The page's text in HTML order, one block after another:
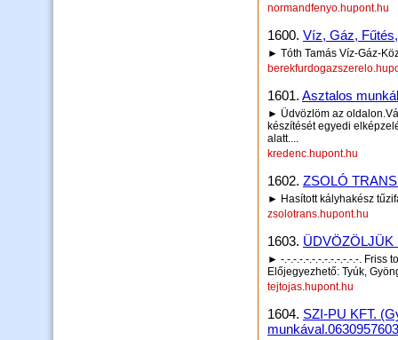
normandfenyo.hupont.hu
1600. Víz, Gáz,
► Tóth Tamás Víz-Gáz-
1601. Asztalos
► Üdvözlöm az
készítését egyedi
alatt....
kredenc.hupont.hu
1602. ZSOLÓ
► Hasított kályhakész
zsolotrans.hupont.hu
1603.
► -.-.-.-.-.-.-.-.-.-.-.-.-. Friss
Előjegyezhető: Tyúk,
tejtojas.hupont.hu
1604. SZI-PU KFT.